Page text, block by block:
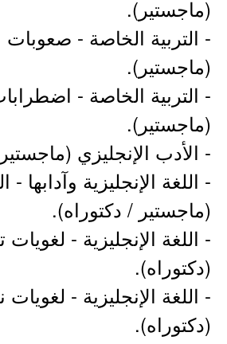
(ماجستير).
- التربية الخاصة - صعوبات
(ماجستير).
- التربية الخاصة -
(ماجستير).
- الأدب الإنجليزي
- اللغة الإنجليزية وآدابها -
(ماجستير / دكتوراه).
- اللغة الإنجليزية - لغويات
(دكتوراه).
- اللغة الإنجليزية -
(دكتوراه).